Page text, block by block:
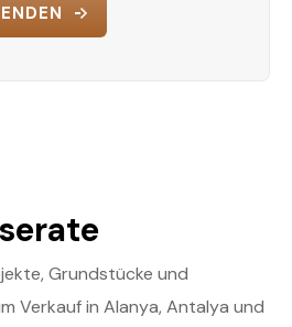
Grundstücke und
Verkauf in Alanya, Antalya und